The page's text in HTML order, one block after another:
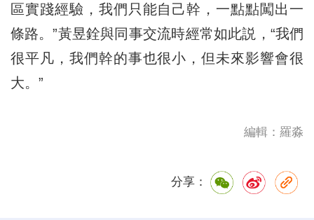
區實踐經驗，我們只能自己幹，一點點闖出一
條路。”黃昱銓與同事交流時經常如此説，“我們
很平凡，我們幹的事也很小，但未來影響會很
大。”
編輯：羅淼
分享：